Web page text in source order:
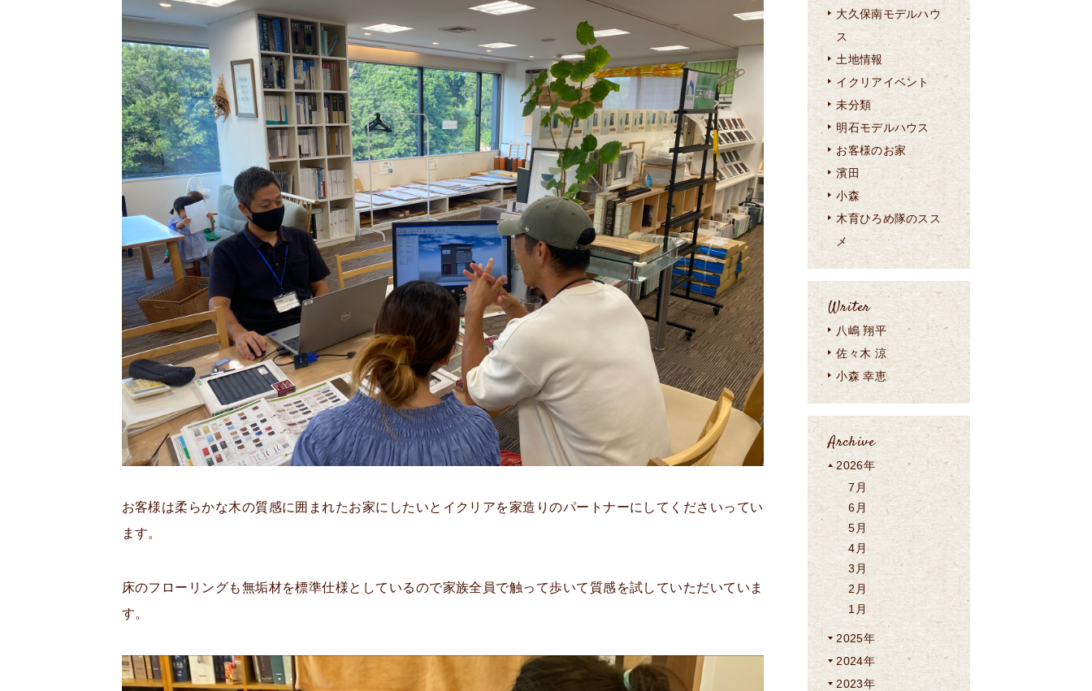
お客様は柔らかな木の質感に囲まれたお家にしたいとイクリアを家造りのパートナーにしてくださいってい
ます。
床のフローリングも無垢材を標準仕様としているので家族全員で触って歩いて質感を試していただいていま
す。
大久保南モデルハウ
ス
土地情報
イクリアイベント
未分類
明石モデルハウス
お客様のお家
濱田
小森
木育ひろめ隊のスス
メ
Writer
八嶋 翔平
佐々木 涼
小森 幸恵
Archive
2026年
7月
6月
5月
4月
3月
2月
1月
2025年
2024年
2023年